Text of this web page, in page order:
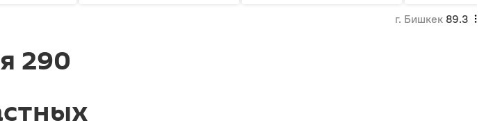
г. Бишкек 89.3
290